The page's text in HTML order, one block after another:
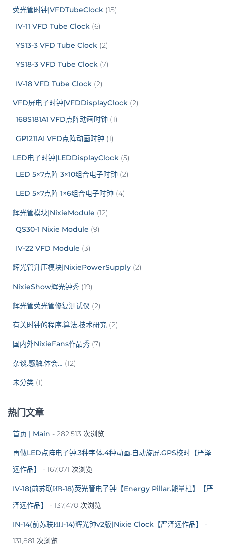
荧光管时钟|VFDTubeClock (15)
IV-11 VFD Tube Clock (6)
YS13-3 VFD Tube Clock (2)
YS18-3 VFD Tube Clock (7)
IV-18 VFD Tube Clock (2)
VFD屏电子时钟|VFDDisplayClock (2)
168S181A1 VFD点阵动画时钟 (1)
GP1211AI VFD点阵动画时钟 (1)
LED电子时钟|LEDDisplayClock (5)
LED 5×7点阵 3×10组合电子时钟 (2)
LED 5×7点阵 1×6组合电子时钟 (4)
辉光管模块|NixieModule (12)
QS30-1 Nixie Module (9)
IV-22 VFD Module (3)
辉光管升压模块|NixiePowerSupply (2)
NixieShow辉光钟秀 (19)
辉光管荧光管修复测试仪 (2)
有关时钟的程序.算法.技术研究 (2)
国内外NixieFans作品秀 (7)
杂谈.感触.体会… (12)
未分类 (1)
热门文章
首页 | Main - 282,513 次浏览
再做LED点阵电子钟.3种字体.4种动画.自动旋屏.GPS校时【严泽
远作品】
- 167,071 次浏览
IV-18(前苏联ИВ-18)荧光管电子钟【Energy Pillar.能量柱】【严
泽远作品】
- 137,470 次浏览
IN-14(前苏联ИН-14)辉光钟v2版|Nixie Clock【严泽远作品】
-
131,881 次浏览